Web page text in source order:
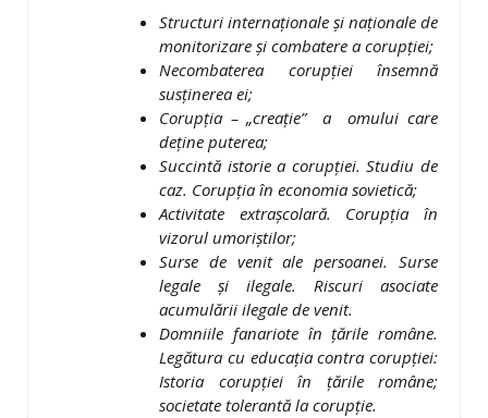
Structuri internaționale și naționale de
monitorizare și combatere a corupției;
Necombaterea corupției însemnă
susținerea ei;
Corupția – „creație” a omului care
deține puterea;
Succintă istorie a corupției. Studiu de
caz. Corupția în economia sovietică;
Activitate extrașcolară. Corupția în
vizorul umoriștilor;
Surse de venit ale persoanei. Surse
legale și ilegale. Riscuri asociate
acumulării ilegale de venit.
Domniile fanariote în țările române.
Legătura cu educația contra corupției:
Istoria corupției în țările române;
societate tolerantă la corupție.